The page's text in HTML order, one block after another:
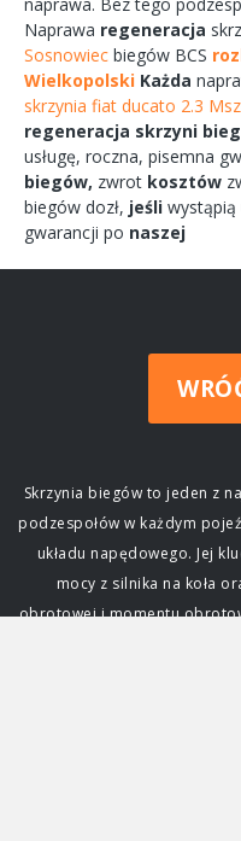
Naprawa regeneracja
Sosnowiec biegów BCS
Wielkopolski Każda
skrzynia fiat ducato 2.3
regeneracja skrzyni
usługę, roczna, pisemna
biegów, zwrot kosztów
biegów dozł, jeśli wystąpią
gwarancji po naszej
Skrzynia biegów to jeden z
podzespołów w każdym
układu napędowego. Jej
mocy z silnika na koła
obrotowej i momentu